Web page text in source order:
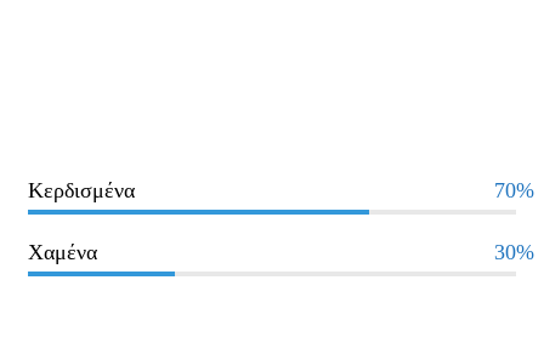
Κερδισμένα 70%
Χαμένα 30%